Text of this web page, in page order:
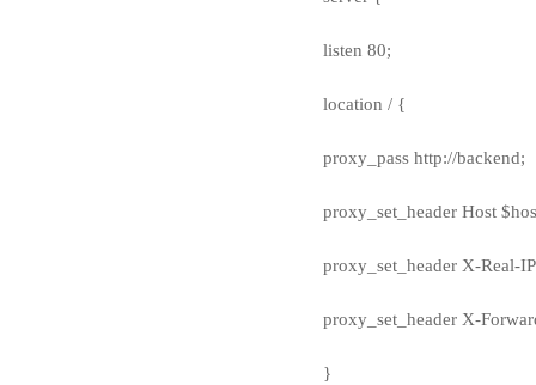
listen 80;
location / {
proxy_pass http://backend;
proxy_set_header Host
proxy_set_header X-Real-
proxy_set_header X-
}